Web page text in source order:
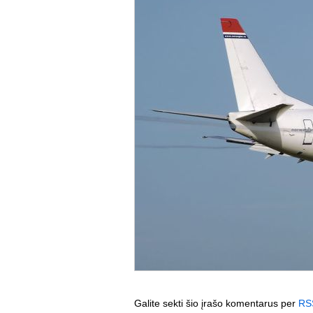
Galite sekti šio įrašo komentarus per